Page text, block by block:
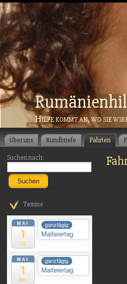
Hilfe kommt an, wo sie
Über uns Rundbriefe Fahrten
Suchen nach:
Suchen
Temine
MAI
1
Sa.
ganztägig
Maifeiertag
MAI
1
Mo.
ganztägig
Maifeiertag